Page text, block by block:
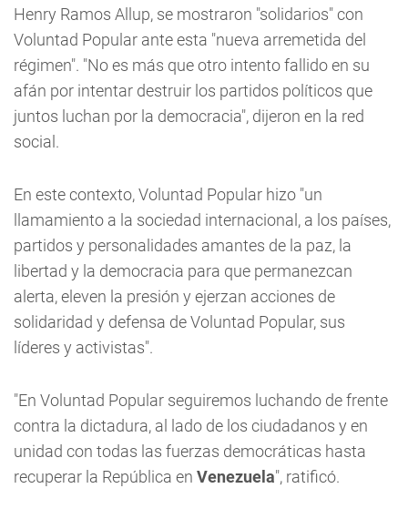
Henry Ramos Allup, se mostraron "solidarios" con
Voluntad Popular ante esta "nueva arremetida del
régimen". "No es más que otro intento fallido en su
afán por intentar destruir los partidos políticos que
juntos luchan por la democracia", dijeron en la red
social.
En este contexto, Voluntad Popular hizo "un
llamamiento a la sociedad internacional, a los países,
partidos y personalidades amantes de la paz, la
libertad y la democracia para que permanezcan
alerta, eleven la presión y ejerzan acciones de
solidaridad y defensa de Voluntad Popular, sus
líderes y activistas".
"En Voluntad Popular seguiremos luchando de frente
contra la dictadura, al lado de los ciudadanos y en
unidad con todas las fuerzas democráticas hasta
recuperar la República en Venezuela", ratificó.